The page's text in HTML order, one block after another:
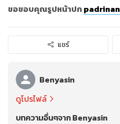
ขอขอบคุณรูปหน้าปก padrinan
แชร์
Benyasin
ดูโปรไฟล์
บทความอื่นๆจาก Benyasin